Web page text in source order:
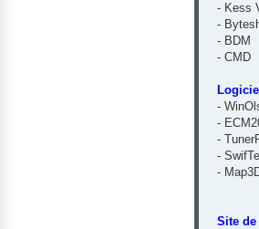
- Kess
-
- BDM
- CMD
-
-
-
-
-
Site